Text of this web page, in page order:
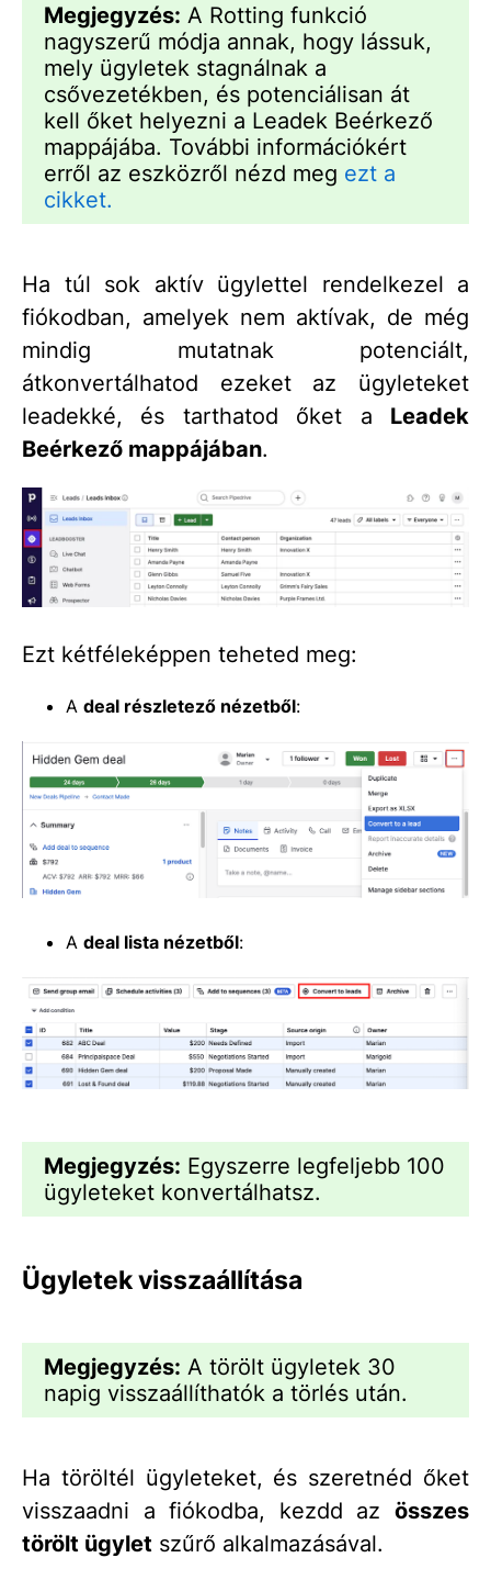
Megjegyzés: A Rotting funkció
nagyszerű módja annak, hogy lássuk,
mely ügyletek stagnálnak a
csővezetékben, és potenciálisan át
kell őket helyezni a Leadek Beérkező
mappájába. További információkért
erről az eszközről nézd meg ezt a
cikket.
Ha túl sok aktív ügylettel rendelkezel a
fiókodban, amelyek nem aktívak, de még
mindig mutatnak potenciált,
átkonvertálhatod ezeket az ügyleteket
leadekké, és tarthatod őket a Leadek
Beérkező mappájában.
Ezt kétféleképpen teheted meg:
A deal részletező nézetből:
A deal lista nézetből:
Megjegyzés: Egyszerre legfeljebb 100
ügyleteket konvertálhatsz.
Ügyletek visszaállítása
Megjegyzés: A törölt ügyletek 30
napig visszaállíthatók a törlés után.
Ha töröltél ügyleteket, és szeretnéd őket
visszaadni a fiókodba, kezdd az összes
törölt ügylet szűrő alkalmazásával.